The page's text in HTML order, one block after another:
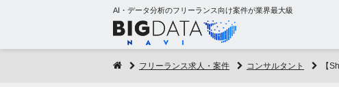
AI・データ分析のフリーランス向け案件が業界最大級
フリーランス求人・案件 コンサルタント 【